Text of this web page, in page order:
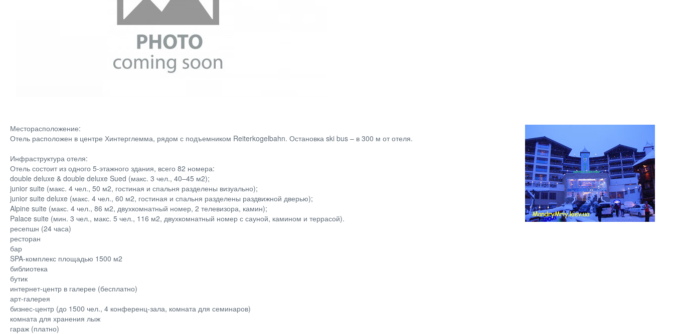
Месторасположение:
Отель расположен в центре Хинтерглемма, рядом с подъемником Reiterkogelbahn. Остановка ski bus – в 300 м от отеля.
Инфраструктура отеля:
Отель состоит из одного 5-этажного здания, всего 82 номера:
double deluxe & double deluxe Sued (макс. 3 чел., 40–45 м2);
junior suite (макс. 4 чел., 50 м2, гостиная и спальня разделены визуально);
junior suite deluxe (макс. 4 чел., 60 м2, гостиная и спальня разделены раздвижной дверью);
Alpine suite (макс. 4 чел., 86 м2, двухкомнатный номер, 2 телевизора, камин);
Palace suite (мин. 3 чел., макс. 5 чел., 116 м2, двухкомнатный номер с сауной, камином и террасой).
ресепшн (24 часа)
ресторан
бар
SPA-комплекс площадью 1500 м2
библиотека
бутик
интернет-центр в галерее (бесплатно)
арт-галерея
бизнес-центр (до 1500 чел., 4 конференц-зала, комната для семинаров)
комната для хранения лыж
гараж (платно)